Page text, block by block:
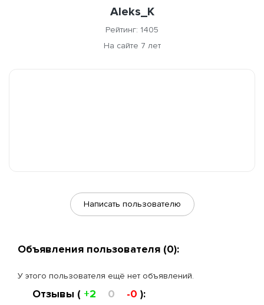
Aleks_K
Рейтинг: 1405
На сайте 7 лет
Написать пользователю
Объявления пользователя (0):
У этого пользователя ещё нет объявлений.
Отзывы ( +2 0 -0 ):